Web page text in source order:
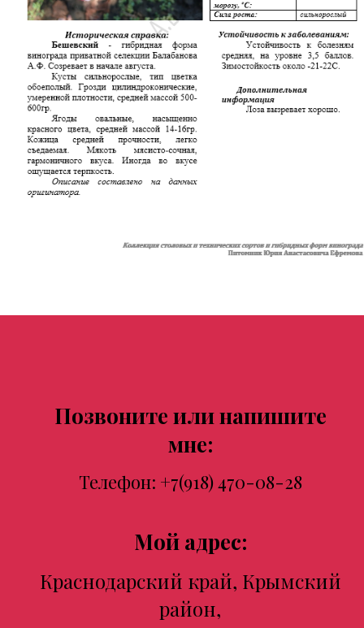
Позвоните или напишите
мне:
Телефон: +7(918) 470-08-28
Мой адрес:
Краснодарский край, Крымский
район,